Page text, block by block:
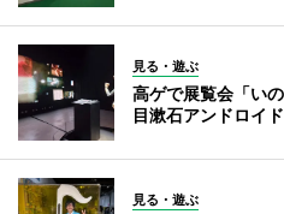
見る・遊ぶ
高ゲで展覧会「い
目漱石アンドロイ
見る・遊ぶ